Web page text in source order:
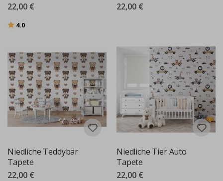
22,00 €
Bewertung:
4.0
22,00 €
Niedliche Teddybär
Tapete
22,00 €
Niedliche Tier Auto
Tapete
22,00 €